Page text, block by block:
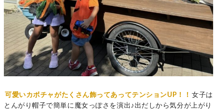
可愛いカボチャがたくさん飾ってあってテンションUP！！ 女子は
とんがり帽子で簡単に魔女っぽさを演出♪出だしから気分が上がり